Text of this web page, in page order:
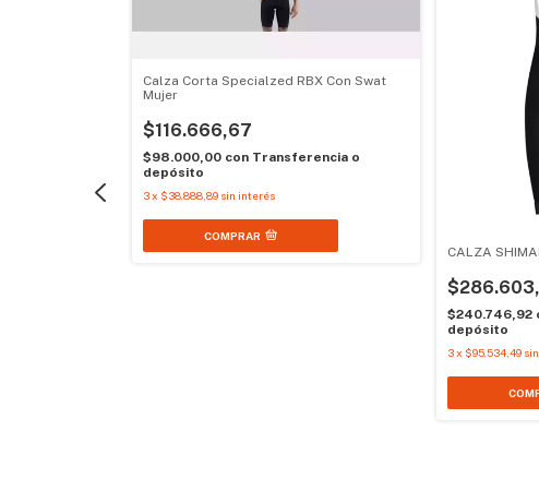
Calza Corta Specialzed RBX Con Swat
Mujer
$116.666,67
$98.000,00 con Transferencia o
depósito
3x $38.888,89 sin interés
COMPRAR
CALZA
$240.746,92
depósito
3x $95.534,49